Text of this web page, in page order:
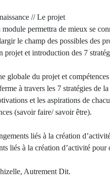
// Le projet
module permettra de mieux se
le champ des possibles des
projet et introduction des 7
globale du projet et compétences
à travers les 7 stratégies de
et les aspirations de
(savoir faire/ savoir être).
liés à la création
liés à la création d’activité
Autrement Dit.